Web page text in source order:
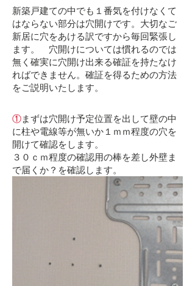
​新築戸建ての中でも１番気を付けなくて
はならない部分は穴開けです。大切なご
新居に穴をあける訳ですから毎回緊張し
ます。 穴開けについては慣れるのでは
無く確実に穴開け出来る確証を持たなけ
ればできません。確証を得るための方法
をご説明いたします。
①まずは穴開け予定位置を出して壁の中
に柱や電線等が無いか１ｍｍ程度の穴を
開けて確認をします。
３０ｃｍ程度の確認用の棒を差し外壁ま
で届くか？を確認します。